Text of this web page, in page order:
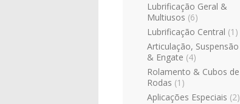
Lubrificação Geral &
Multiusos (6)
Lubrificação Central (1)
Articulação, Suspensão
& Engate (4)
Rolamento & Cubos de
Rodas (1)
Aplicações Especiais (2)